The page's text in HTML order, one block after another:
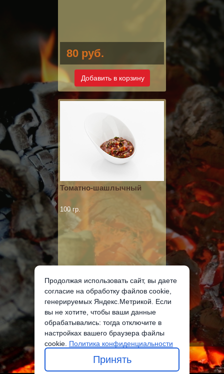
80 руб.
Добавить в корзину
Томатно-шашлычный
100 гр.
120 руб.
Добавить в корзину
Продолжая использовать сайт, вы даете
согласие на обработку файлов cookie,
генерируемых Яндекс.Метрикой. Если
вы не хотите, чтобы ваши данные
обрабатывались: тогда отключите в
настройках вашего браузера файлы
cookie. Политика конфиденциальности
Принять